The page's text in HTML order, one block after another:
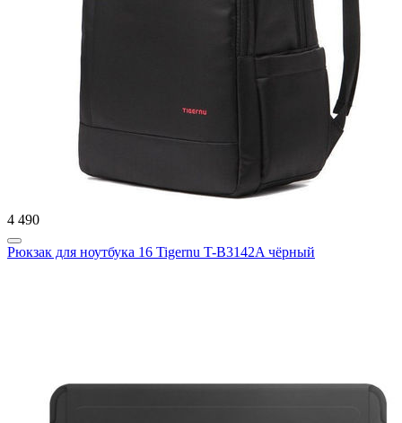
4 490
Рюкзак для ноутбука 16 Tigernu T-B3142A чёрный